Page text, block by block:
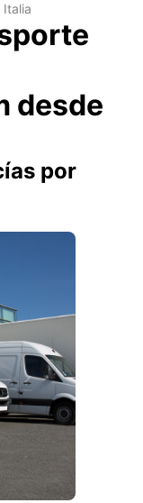
Italia
desde
por